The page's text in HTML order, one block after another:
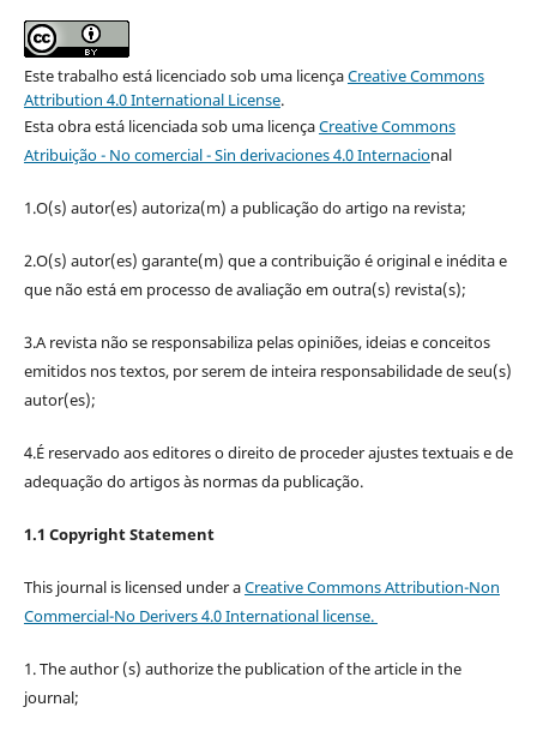
Este trabalho está licenciado sob uma licençaCreative Commons
Attribution 4.0 International License.
Esta obra está licenciada sob uma licençaCreative Commons
Atribuição - No comercial - Sin derivaciones 4.0 Internacional
1.O(s) autor(es) autoriza(m) a publicação do artigo na revista;
2.O(s) autor(es) garante(m) que a contribuição é original e inédita e
que não está em processo de avaliação em outra(s) revista(s);
3.A revista não se responsabiliza pelas opiniões, ideias e conceitos
emitidos nos textos, por serem de inteira responsabilidade de seu(s)
autor(es);
4.É reservado aos editores o direito de proceder ajustes textuais e de
adequação do artigos às normas da publicação.
1.1 Copyright Statement
This journal is licensed under aCreative Commons Attribution-Non
Commercial-No Derivers 4.0 International license.
1. The author (s) authorize the publication of the article in the
journal;